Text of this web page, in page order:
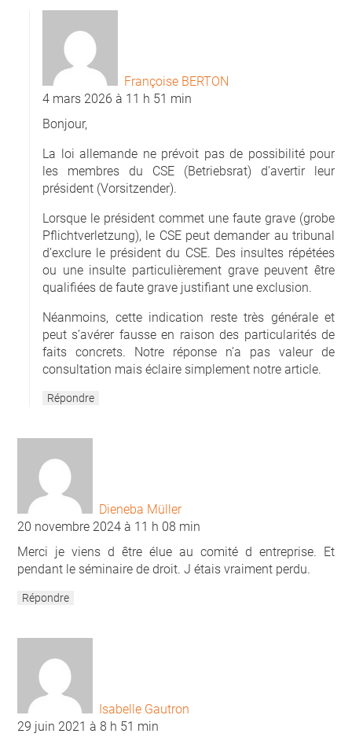
Françoise BERTON
4 mars 2026 à 11 h 51 min
Bonjour,
La loi allemande ne prévoit pas de possibilité pour
les membres du CSE (Betriebsrat) d’avertir leur
président (Vorsitzender).
Lorsque le président commet une faute grave (grobe
Pflichtverletzung), le CSE peut demander au tribunal
d’exclure le président du CSE. Des insultes répétées
ou une insulte particulièrement grave peuvent être
qualifiées de faute grave justifiant une exclusion.
Néanmoins, cette indication reste très générale et
peut s’avérer fausse en raison des particularités de
faits concrets. Notre réponse n’a pas valeur de
consultation mais éclaire simplement notre article.
Répondre
Dieneba Müller
20 novembre 2024 à 11 h 08 min
Merci je viens d être élue au comité d entreprise. Et
pendant le séminaire de droit. J étais vraiment perdu.
Répondre
Isabelle Gautron
29 juin 2021 à 8 h 51 min